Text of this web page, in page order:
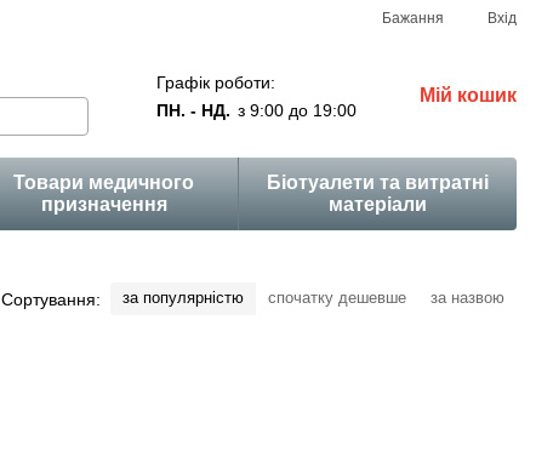
Бажання Вхід
Графік роботи:
ПН. - НД. з 9:00 до 19:00
Мій кошик
Товари медичного
призначення
Біотуалети та витратні
матеріали
Сортування: за популярністю спочатку дешевше за назвою